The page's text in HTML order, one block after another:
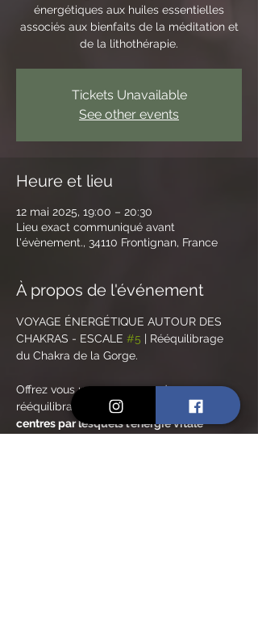
énergétiques aux huiles essentielles
associés aux bienfaits de la méditation et
de la lithothérapie.
Tickets Unavailable
See other events
Heure et lieu
12 mai 2025, 19:00 – 20:30
Lieu exact communiqué avant
l'évènement., 34110 Frontignan, France
À propos de l'événement
VOYAGE ÉNERGÉTIQUE AUTOUR DES
CHAKRAS - ESCALE #5 | Rééquilibrage
du Chakra de la Gorge.
Offrez vous un programme de
rééquilibrage complet des chakras,
centres par lesquels l'énergie vitale